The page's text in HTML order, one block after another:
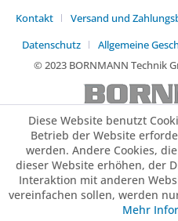
Kontakt
Versand und
Datenschutz
Allgemeine
© 2023 BORNMANN Technik
Diese Website benutzt
Betrieb der Website
werden. Andere Cookies,
dieser Website erhöhen, der
Interaktion mit anderen
vereinfachen sollen, werden
Mehr